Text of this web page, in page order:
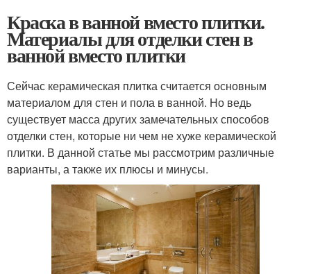
Краска в ванной вместо плитки.
Материалы для отделки стен в
ванной вместо плитки
Сейчас керамическая плитка считается основным
материалом для стен и пола в ванной. Но ведь
существует масса других замечательных способов
отделки стен, которые ни чем не хуже керамической
плитки. В данной статье мы рассмотрим различные
варианты, а также их плюсы и минусы.